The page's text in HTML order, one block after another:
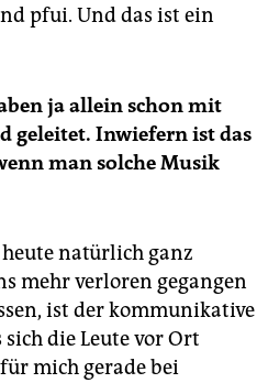
pfui. Und das ist ein
ja allein schon mit
geleitet. Inwiefern ist das
man solche Musik
natürlich ganz
mehr verloren gegangen
ist der kommunikative
die Leute vor Ort
mich gerade bei